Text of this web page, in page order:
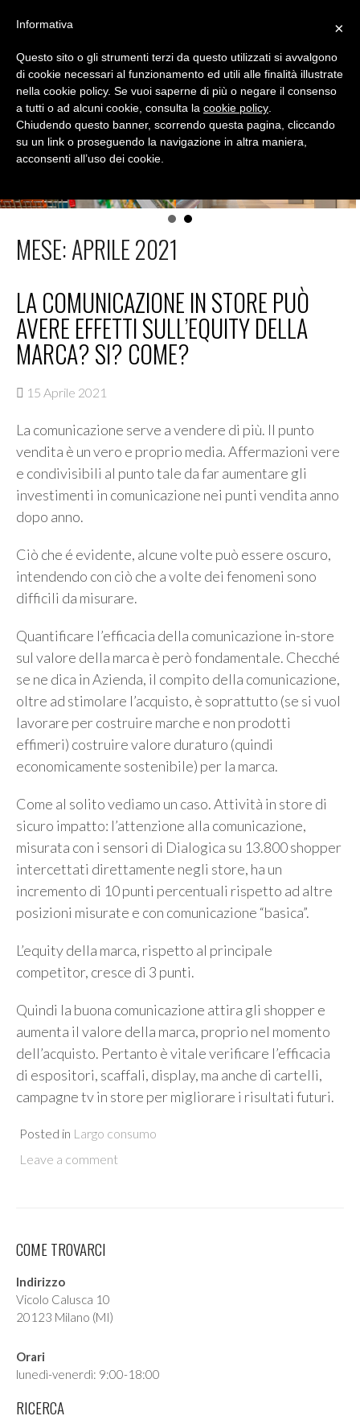
content
DIALOGICA
Conoscere lo shopper per migliorare le vendite
MESE:APRILE 2021
LA COMUNICAZIONE IN STORE PUÒ
AVERE EFFETTI SULL’EQUITY DELLA
MARCA? SI? COME?
15 Aprile 2021
La comunicazione serve a vendere di più. Il punto
vendita è un vero e proprio media. Affermazioni vere
e condivisibili al punto tale da far aumentare gli
investimenti in comunicazione nei punti vendita anno
dopo anno.
Ciò che é evidente, alcune volte può essere oscuro,
intendendo con ciò che a volte dei fenomeni sono
difficili da misurare.
Quantificare l’efficacia della comunicazione in-store
sul valore della marca è però fondamentale. Checché
se ne dica in Azienda, il compito della comunicazione,
oltre ad stimolare l’acquisto, è soprattutto (se si vuol
lavorare per costruire marche e non prodotti
effimeri) costruire valore duraturo (quindi
economicamente sostenibile) per la marca.
Come al solito vediamo un caso. Attività in store di
sicuro impatto: l’attenzione alla comunicazione,
misurata con i sensori di Dialogica su 13.800 shopper
intercettati direttamente negli store, ha un
incremento di 10 punti percentuali rispetto ad altre
posizioni misurate e con comunicazione “basica”.
L’equity della marca, rispetto al principale
competitor, cresce di 3 punti.
Quindi la buona comunicazione attira gli shopper e
aumenta il valore della marca, proprio nel momento
dell’acquisto. Pertanto è vitale verificare l’efficacia
di espositori, scaffali, display, ma anche di cartelli,
campagne tv in store per migliorare i risultati futuri.
Posted in Largo consumo
Leave a comment
COME TROVARCI
Indirizzo
Vicolo Calusca 10
20123 Milano (MI)
Orari
lunedì-venerdì: 9:00-18:00
RICERCA
×
Informativa
Questo sito o gli strumenti terzi da questo utilizzati si avvalgono
di cookie necessari al funzionamento ed utili alle finalità illustrate
nella cookie policy. Se vuoi saperne di più o negare il consenso
a tutti o ad alcuni cookie, consulta la cookie policy
Chiudendo questo banner, scorrendo questa pagina, cliccando
su un link o proseguendo la navigazione in altra maniera,
acconsenti all’uso dei cookie.